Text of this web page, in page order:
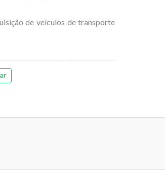
de veículos de transporte